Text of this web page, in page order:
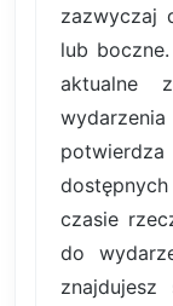
zazwyczaj
lub
aktualne
czasie
do